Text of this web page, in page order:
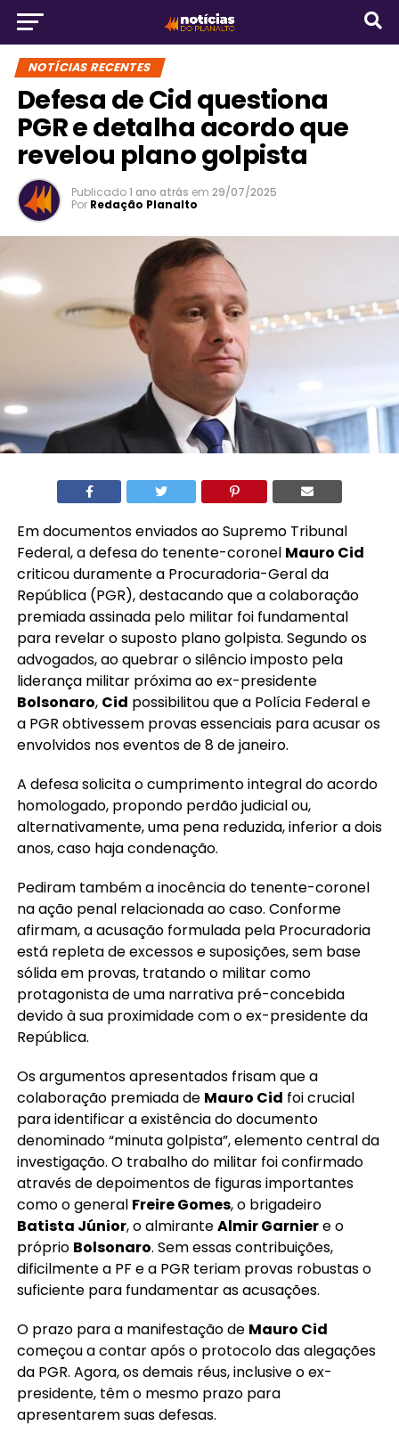
NOTÍCIAS RECENTES
Defesa de Cid questiona
PGR e detalha acordo que
revelou plano golpista
Publicado1 ano atrás em 29/07/2025
Por Redação Planalto
Em documentos enviados ao Supremo Tribunal
Federal, a defesa do tenente-coronel Mauro Cid
criticou duramente a Procuradoria-Geral da
República (PGR), destacando que a colaboração
premiada assinada pelo militar foi fundamental
para revelar o suposto plano golpista. Segundo os
advogados, ao quebrar o silêncio imposto pela
liderança militar próxima ao ex-presidente
Bolsonaro, Cid possibilitou que a Polícia Federal e
a PGR obtivessem provas essenciais para acusar os
envolvidos nos eventos de 8 de janeiro.
A defesa solicita o cumprimento integral do acordo
homologado, propondo perdão judicial ou,
alternativamente, uma pena reduzida, inferior a dois
anos, caso haja condenação.
Pediram também a inocência do tenente-coronel
na ação penal relacionada ao caso. Conforme
afirmam, a acusação formulada pela Procuradoria
está repleta de excessos e suposições, sem base
sólida em provas, tratando o militar como
protagonista de uma narrativa pré-concebida
devido à sua proximidade com o ex-presidente da
República.
Os argumentos apresentados frisam que a
colaboração premiada de Mauro Cid foi crucial
para identificar a existência do documento
denominado “minuta golpista”, elemento central da
investigação. O trabalho do militar foi confirmado
através de depoimentos de figuras importantes
como o general Freire Gomes, o brigadeiro
Batista Júnior, o almiranteAlmir Garniere o
próprio Bolsonaro. Sem essas contribuições,
dificilmente a PF e a PGR teriam provas robustas o
suficiente para fundamentar as acusações.
O prazo para a manifestação de Mauro Cid
começou a contar após o protocolo das alegações
da PGR. Agora, os demais réus, inclusive o ex-
presidente, têm o mesmo prazo para
apresentarem suas defesas.